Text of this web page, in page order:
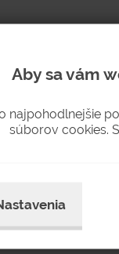
Aby sa vám
najpohodlnejšie
súborov cookies.